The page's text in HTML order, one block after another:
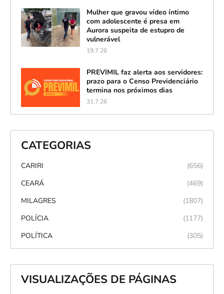
Mulher que gravou vídeo íntimo
com adolescente é presa em
Aurora suspeita de estupro de
vulnerável
19.7.26
PREVIMIL faz alerta aos servidores:
prazo para o Censo Previdenciário
termina nos próximos dias
31.7.26
CATEGORIAS
CARIRI
(656)
CEARÁ
(469)
MILAGRES
(1807)
POLÍCIA
(1177)
POLÍTICA
(305)
VISUALIZAÇÕES DE PÁGINAS